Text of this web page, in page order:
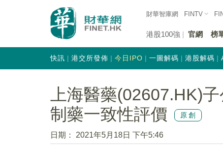
財華智庫網 FINTV
港股100強 官網 榜
快訊 港交所發佈 今日IPO 一圖解碼 港股解碼
上海醫藥(02607.HK)
制藥一致性評價
原創
日期：
2021年5月18日 下午5:46